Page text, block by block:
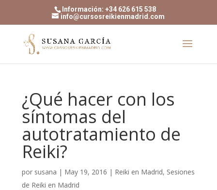
Información: +34 626 615 538
info@cursosreikienmadrid.com
¿Qué hacer con los
síntomas del
autotratamiento de
Reiki?
por susana | May 19, 2016 | Reiki en Madrid, Sesiones
de Reiki en Madrid